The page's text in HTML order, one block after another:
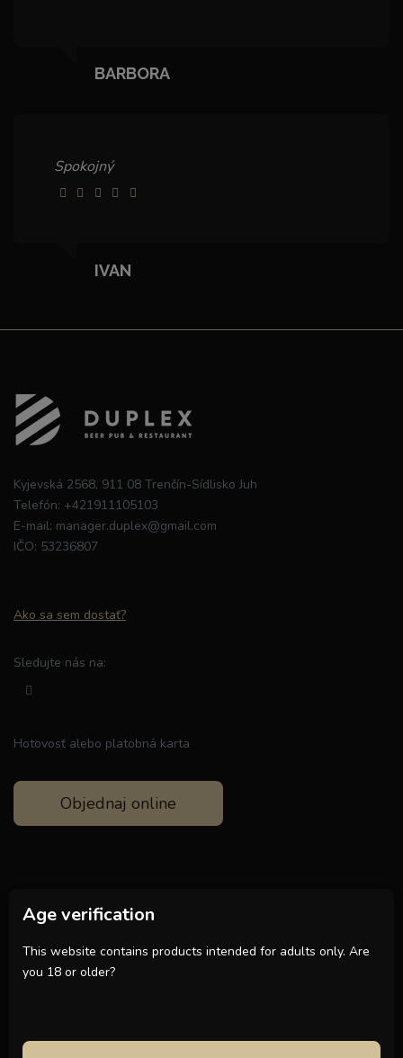
BARBORA
Spokojný
IVAN
Kyjevská 2568, 911 08 Trenčín-Sídlisko Juh
Telefón: +421911105103
E-mail: manager.duplex@gmail.com
IČO: 53236807
Ako sa sem dostať?
Sledujte nás na:
Hotovosť alebo platobná karta
Objednaj online
Zmluvné podmienky|Ochrana osobných údajov|
Age verification
This website contains products intended for adults only. Are
you 18 or older?